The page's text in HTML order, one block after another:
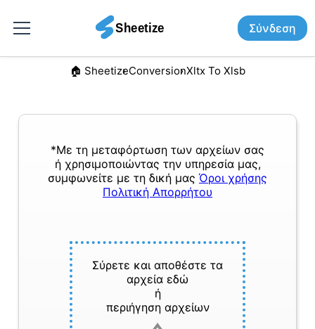
Σύνδεση
🏠︎ SheetizeConversionXltx To Xlsb
*Με τη μεταφόρτωση των αρχείων σας
ή χρησιμοποιώντας την υπηρεσία μας,
συμφωνείτε με τη δική μας Όροι χρήσης
Πολιτική Απορρήτου
Σύρετε και αποθέστε τα
αρχεία εδώ
ή
περιήγηση αρχείων